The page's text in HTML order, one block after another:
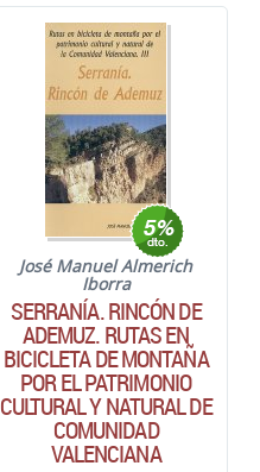
José Manuel Almerich
Iborra
SERRANÍA. RINCÓN DE
ADEMUZ. RUTAS EN
BICICLETA DE MONTAÑA
POR EL PATRIMONIO
CULTURAL Y NATURAL DE
COMUNIDAD
VALENCIANA